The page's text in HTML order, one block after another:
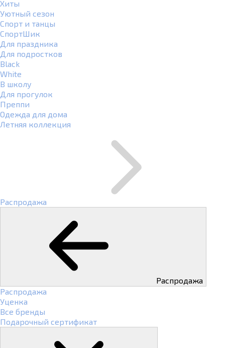
Хиты
Уютный сезон
Спорт и танцы
СпортШик
Для праздника
Для подростков
Black
White
В школу
Для прогулок
Преппи
Одежда для дома
Летняя коллекция
Распродажа
Распродажа
Распродажа
Уценка
Все бренды
Подарочный сертификат